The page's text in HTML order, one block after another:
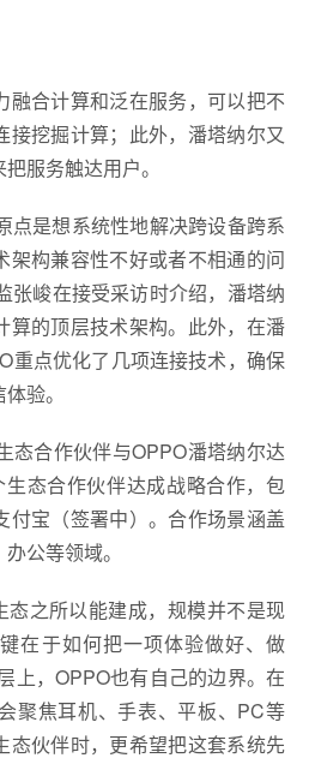
融合计算和泛在服务，可以把不
接挖掘计算；此外，潘塔纳尔又
服务触达用户。
点是想系统性地解决跨设备跨系
架构兼容性不好或者不相通的问
张峻在接受采访时介绍，潘塔纳
算的顶层技术架构。此外，在潘
重点优化了几项连接技术，确保
验。
态合作伙伴与OPPO潘塔纳尔达
态合作伙伴达成战略合作，包
付宝（签署中）。合作场景涵盖
公等领域。
态之所以能建成，规模并不是现
在于如何把一项体验做好、做
上，OPPO也有自己的边界。在
聚焦耳机、手表、平板、PC等
态伙伴时，更希望把这套系统先